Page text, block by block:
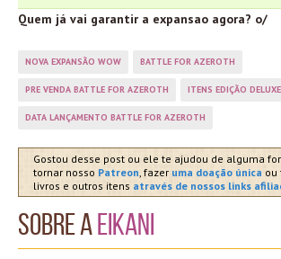
Quem já vai garantir a expansao agora? o/
NOVA EXPANSÃO WOW BATTLE FOR AZEROTH
PRE VENDA BATTLE FOR AZEROTH ITENS EDIÇÃO DELUXE
DATA LANÇAMENTO BATTLE FOR AZEROTH
Gostou desse post ou ele te ajudou de alguma
tornar nosso Patreon , fazer uma doação única ou
livros e outros itens através de nossos links
Sobre aEikani